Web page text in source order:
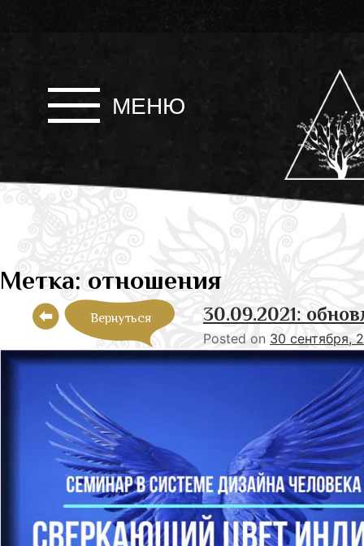
МЕНЮ
Метка: отношения
Вернуться 30.09.2021:
Posted on 30 сентября,